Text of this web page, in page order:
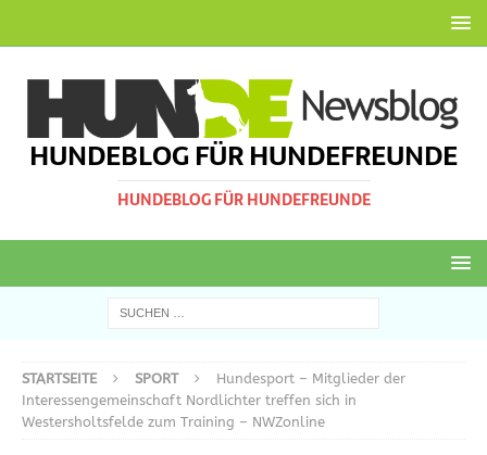
HUNDEBLOG FÜR HUNDEFREUNDE
HUNDEBLOG FÜR HUNDEFREUNDE
STARTSEITE SPORT
Hundesport – Mitglieder der
Interessengemeinschaft Nordlichter treffen sich in
Westersholtsfelde zum Training – NWZonline